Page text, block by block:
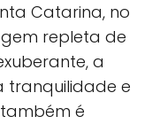
Catarina, no
repleta de
a
tranquilidade e
é